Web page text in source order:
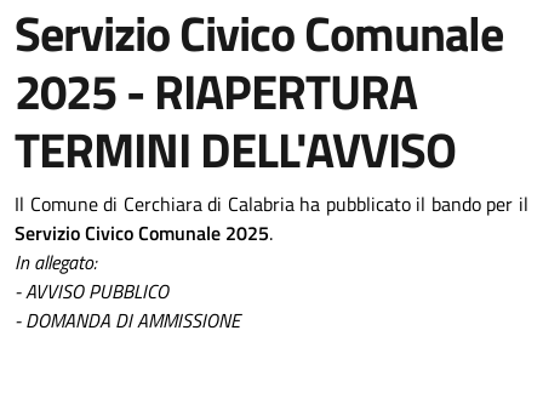
Servizio Civico Comunale
2025 - RIAPERTURA
TERMINI DELL'AVVISO
Il Comune di Cerchiara di Calabria ha pubblicato il bando per il
Servizio Civico Comunale 2025.
In allegato:
- AVVISO PUBBLICO
- DOMANDA DI AMMISSIONE